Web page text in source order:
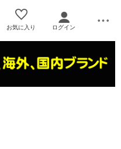
お気に入り ログイン